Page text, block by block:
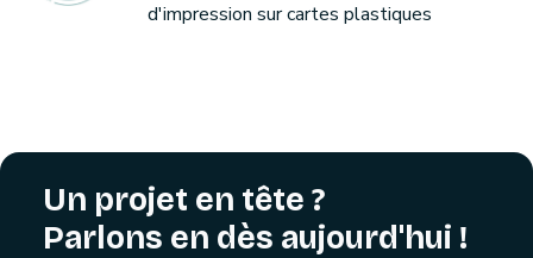
d'impression sur cartes plastiques
Un projet en tête ?
Parlons en dès aujourd'hui !